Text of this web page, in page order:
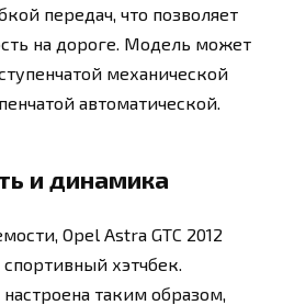
передач, что позволяет
на дороге. Модель может
механической
автоматической.
и динамика
Opel Astra GTC 2012
хэтчбек.
таким образом,